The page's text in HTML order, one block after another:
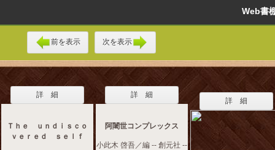
Web
前を表示 次を表示
詳 細
Ｔｈｅ ｕｎｄｉｓｃｏ
ｖｅｒｅｄ ｓｅｌｆ
詳 細
阿闍世コンプレックス
小此木 啓吾／編 -- 創元社 --
詳 細